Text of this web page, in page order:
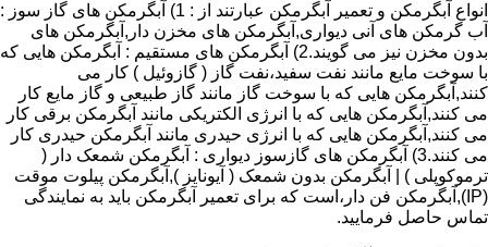
انواع آبگرمکن و تعمیر آبگرمکن عبارتند از : 1) آبگرمکن های گاز سوز :
آب گرمکن های آنی دیواری,آبگرمکن های مخزن دار,آبگرمکن های
بدون مخزن نیز می گویند.2) آبگرمکن های مستقیم : آبگرمکن هایی که
با سوخت مایع مانند نفت سفید،نفت گاز ( گازوئیل ) کار می
کنند,آبگرمکن هایی که با سوخت گاز مانند گاز طبیعی و گاز مایع کار
می کنند,آبگرمکن هایی که با انرژی الکتریکی مانند آبگرمکن برقی کار
می کنند,آبگرمکن هایی که با انرژی حیدری مانند آبگرمکن حیدری کار
می کنند.3) آبگرمکن های گازسوز دیواری : آبگرمکن شمعک دار (
ترموکوپلی ) | آبگرمکن بدون شمعک ( آیونایز ),آبگرمکن پیلوت موقت
(IP),آبگرمکن فن دار،است که برای تعمیر آبگرمکن باید به نمایندگی
تماس حاصل فرمایید.